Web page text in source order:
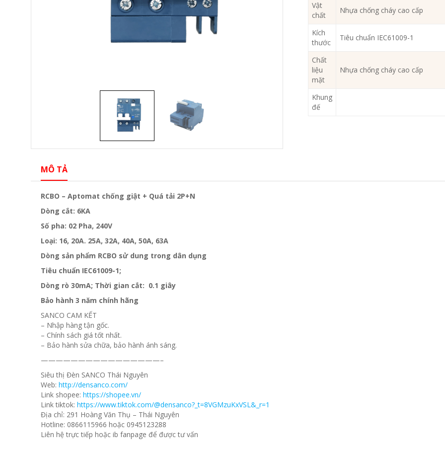
Vật
chất
Nhựa chống cháy cao cấp
Kích
thước
Tiêu chuẩn IEC61009-1
Chất
liệu
mặt
Nhựa chống cháy cao cấp
Khung
đế
MÔ TẢ
RCBO – Aptomat chống giật + Quá tải 2P+N
Dòng cắt: 6KA
Số pha: 02 Pha, 240V
Loại: 16, 20A. 25A, 32A, 40A, 50A, 63A
Dòng sản phẩm RCBO sử dung trong dân dụng
Tiêu chuẩn IEC61009-1;
Dòng rò 30mA; Thời gian cắt: 0.1 giây
Bảo hành 3 năm chính hãng
SANCO CAM KẾT
– Nhập hàng tận gốc.
– Chính sách giá tốt nhất.
– Bảo hành sửa chữa, bảo hành ánh sáng.
————————————————–
Siêu thị Đèn SANCO Thái Nguyên
Web: http://densanco.com/
Link shopee: https://shopee.vn/
Link tiktok: https://www.tiktok.com/@densanco?_t=8VGMzuKxVSL&_r=1
Địa chỉ: 291 Hoàng Văn Thụ – Thái Nguyên
Hotline: 0866115966 hoặc 0945123288
Liên hệ trực tiếp hoặc ib fanpage để được tư vấn